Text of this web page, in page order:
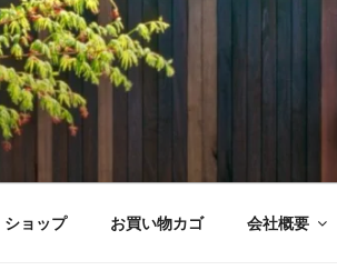
ショップ お買い物カゴ 会社概要